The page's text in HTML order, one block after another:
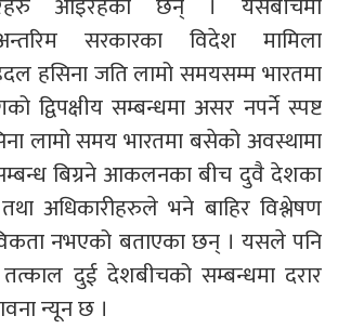
सरकारका विदेश मामिला
हसिना जति लामो समयसम्म भारतमा
द्विपक्षीय सम्बन्धमा असर नपर्ने स्पष्ट
लामो समय भारतमा बसेको अवस्थामा
बिग्रने आकलनका बीच दुवै देशका
तथा अधिकारीहरुले भने बाहिर विश्लेषण
नभएको बताएका छन् । यसले पनि
दुई देशबीचको सम्बन्धमा दरार
न्यून छ ।